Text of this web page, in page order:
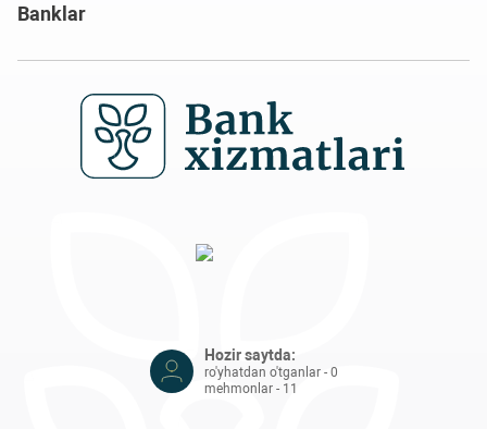
Banklar
Hozir saytda:
ro'yhatdan o'tganlar - 0
mehmonlar - 11